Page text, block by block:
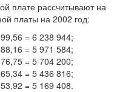
плате рассчитывают на
платы на 2002 год:
= 6 238 944;
= 5 971 584;
= 5 704 200;
= 5 436 816;
= 5 169 408.